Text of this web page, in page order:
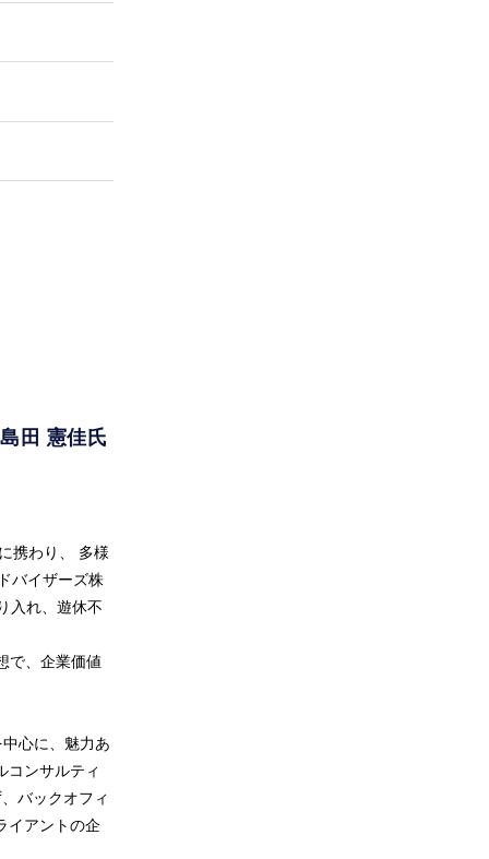
田 憲佳氏
携わり、 多様
バイザーズ株
入れ、遊休不
で、企業価値
心に、魅力あ
コンサルティ
バックオフィ
イアントの企